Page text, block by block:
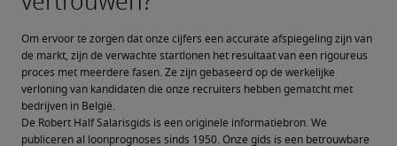
Om ervoor te zorgen dat onze cijfers een accurate afspiegeling zijn van
de markt, zijn de verwachte startlonen het resultaat van een rigoureus
proces met meerdere fasen. Ze zijn gebaseerd op de werkelijke
verloning van kandidaten die onze recruiters hebben gematcht met
bedrijven in België.
De Robert Half Salarisgids is een originele informatiebron. We
publiceren al loonprognoses sinds 1950. Onze gids is een betrouwbare